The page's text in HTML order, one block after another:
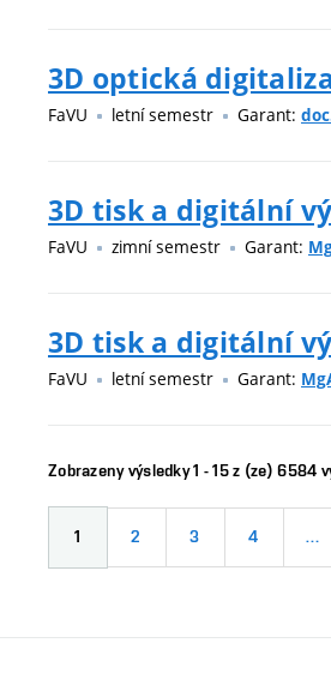
3D optická
FaVU letní semestr Garant:
3D tisk a digitální
FaVU zimní semestr Garant:
3D tisk a digitální
FaVU letní semestr Garant:
Zobrazeny výsledky 1 - 15 z (ze) 6584
1 2 3 4 …